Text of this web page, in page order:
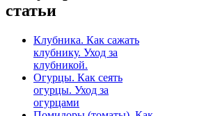
статьи
Клубника. Как сажать
клубнику. Уход за
клубникой.
Огурцы. Как сеять
огурцы. Уход за
огурцами